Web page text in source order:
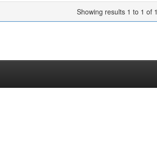
Showing results 1 to 1 of 1